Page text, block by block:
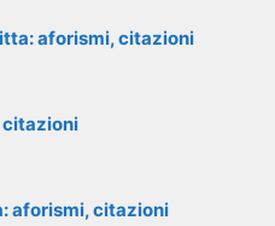
aforismi, citazioni
citazioni
aforismi, citazioni